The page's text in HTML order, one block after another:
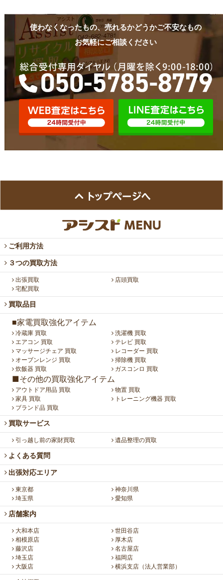
使わなくなったもの、売れるかどうかご不安なもの
お気軽にご相談ください
ご利用方法
３つの買取方法
出張買取
店頭買取
宅配買取
買取品目
■家電買取強化アイテム
冷蔵庫 買取
洗濯機 買取
エアコン 買取
テレビ 買取
マッサージチェア 買取
レコーダー 買取
オーブンレンジ 買取
掃除機 買取
炊飯器 買取
ガスコンロ 買取
■その他の買取強化アイテム
アウトドア用品 買取
物置 買取
家具 買取
トレーニング機器 買取
ブランド品 買取
買取サービス
引っ越し前の家財買取 遺品整理の買取
よくある質問
出張対応エリア
東京都
神奈川県
埼玉県
愛知県
店舗案内
大和本店
世田谷店
相模原店
厚木店
藤沢店
名古屋店
埼玉店
福岡店
大阪店
横浜支店（法人営業部）